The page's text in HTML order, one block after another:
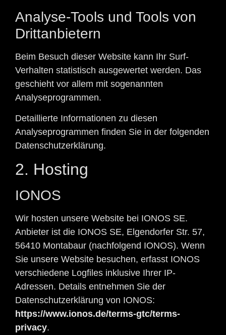
Analyse-Tools und Tools von
Dritt­anbietern
Beim Besuch dieser Website kann Ihr Surf-
Verhalten statistisch ausgewertet werden. Das
geschieht vor allem mit sogenannten
Analyseprogrammen.
Detaillierte Informationen zu diesen
Analyseprogrammen finden Sie in der folgenden
Datenschutzerklärung.
2. Hosting
IONOS
Wir hosten unsere Website bei IONOS SE.
Anbieter ist die IONOS SE, Elgendorfer Str. 57,
56410 Montabaur (nachfolgend IONOS). Wenn
Sie unsere Website besuchen, erfasst IONOS
verschiedene Logfiles inklusive Ihrer IP-
Adressen. Details entnehmen Sie der
Datenschutzerklärung von IONOS:
https://www.ionos.de/terms-gtc/terms-
privacy.